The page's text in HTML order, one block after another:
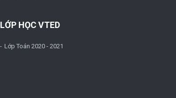
LỚP HỌC VTED
Lớp Toán 2020 - 2021